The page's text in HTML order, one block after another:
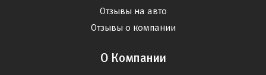
Отзывы на авто
Отзывы о компании
О Компании